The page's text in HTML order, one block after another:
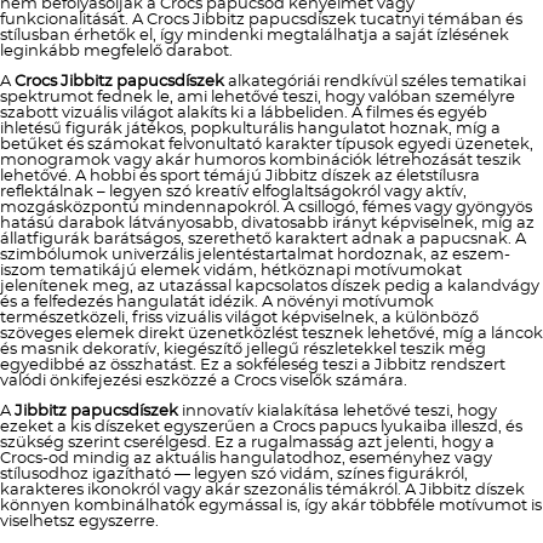
nem befolyásolják a Crocs papucsod kényelmét vagy
funkcionalitását. A Crocs Jibbitz papucsdíszek tucatnyi témában és
stílusban érhetők el, így mindenki megtalálhatja a saját ízlésének
leginkább megfelelő darabot.
ACrocs Jibbitz papucsdíszekalkategóriái rendkívül széles tematikai
spektrumot fednek le, ami lehetővé teszi, hogy valóban személyre
szabott vizuális világot alakíts ki a lábbeliden. A filmes és egyéb
ihletésű figurák játékos, popkulturális hangulatot hoznak, míg a
betűket és számokat felvonultató karakter típusok egyedi üzenetek,
monogramok vagy akár humoros kombinációk létrehozását teszik
lehetővé. A hobbi és sport témájú Jibbitz díszek az életstílusra
reflektálnak – legyen szó kreatív elfoglaltságokról vagy aktív,
mozgásközpontú mindennapokról. A csillogó, fémes vagy gyöngyös
hatású darabok látványosabb, divatosabb irányt képviselnek, míg az
állatfigurák barátságos, szerethető karaktert adnak a papucsnak. A
szimbólumok univerzális jelentéstartalmat hordoznak, az eszem-
iszom tematikájú elemek vidám, hétköznapi motívumokat
jelenítenek meg, az utazással kapcsolatos díszek pedig a kalandvágy
és a felfedezés hangulatát idézik. A növényi motívumok
természetközeli, friss vizuális világot képviselnek, a különböző
szöveges elemek direkt üzenetközlést tesznek lehetővé, míg a láncok
és masnik dekoratív, kiegészítő jellegű részletekkel teszik még
egyedibbé az összhatást. Ez a sokféleség teszi a Jibbitz rendszert
valódi önkifejezési eszközzé a Crocs viselők számára.
AJibbitz papucsdíszekinnovatív kialakítása lehetővé teszi, hogy
ezeket a kis díszeket egyszerűen a Crocs papucs lyukaiba illeszd, és
szükség szerint cserélgesd. Ez a rugalmasság azt jelenti, hogy a
Crocs-od mindig az aktuális hangulatodhoz, eseményhez vagy
stílusodhoz igazítható — legyen szó vidám, színes figurákról,
karakteres ikonokról vagy akár szezonális témákról. A Jibbitz díszek
könnyen kombinálhatók egymással is, így akár többféle motívumot is
viselhetsz egyszerre.